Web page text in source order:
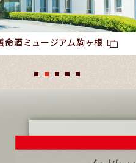
命酒ミュージアム駒ヶ根